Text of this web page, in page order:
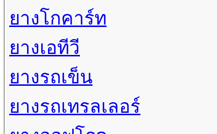
ยางโกคาร์ท
ยางเอทีวี
ยางรถเข็น
ยางรถเทรลเลอร์